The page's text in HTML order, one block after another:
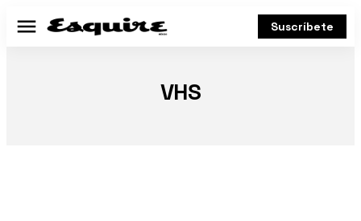
Menú Suscríbete
VHS